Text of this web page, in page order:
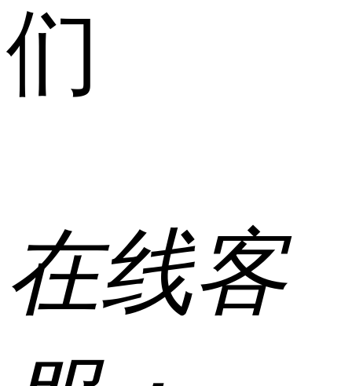
们
在线客